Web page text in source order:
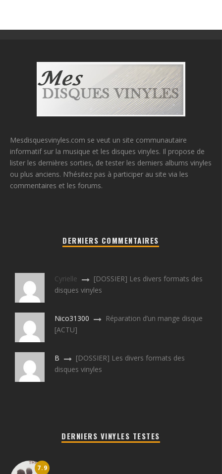
Mesdisquesvinyles.com se veut un site communautaire
informatif sur la musique et les disques vinyles. Il propose de
lister les dernières sorties, de tester les derniers albums vinyles
ou plus anciens. N’hésitez pas à participer au site via les
commentaires et les forums.
DERNIERS COMMENTAIRES
Cyrielle
[DOSSIER] Les divers formats des
disques vinyles
Nico31300
Réparation d’un mange disque
[ACTU]
B
[DOSSIER] Les divers formats des
disques vinyles
DERNIERS VINYLES TESTES
7.9